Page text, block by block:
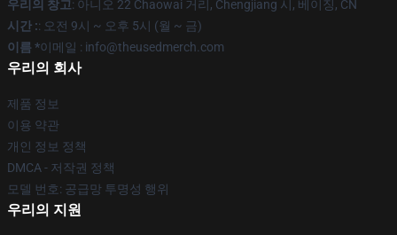
우리의 창고: 아니오 22 Chaowai 거리, Chengjiang 시, 베이징, CN
시간 :: 오전 9시 ~ 오후 5시 (월 ~ 금)
이름 *이메일 : info@theusedmerch.com
우리의 회사
제품 정보
이용 약관
개인 정보 정책
DMCA - 저작권 정책
모델 번호: 공급망 투명성 행위
우리의 지원